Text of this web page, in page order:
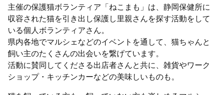
主催の保護猫ボランティア「ねこまも」は、静岡保健所に
収容された猫を引き出し保護し里親さんを探す活動をして
いる個人ボランティアさん。
県内各地でマルシェなどのイベントを通して、猫ちゃんと
飼い主のたくさんの出会いを繋げています。
活動に賛同してくださる出店者さんと共に、雑貨やワーク
ショップ・キッチンカーなどの美味しいものも。